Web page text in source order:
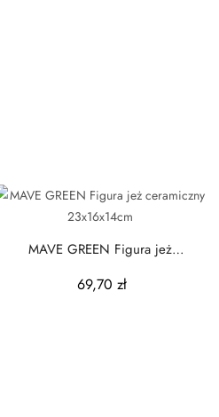
MAVE GREEN Figura jeż
69,70 zł